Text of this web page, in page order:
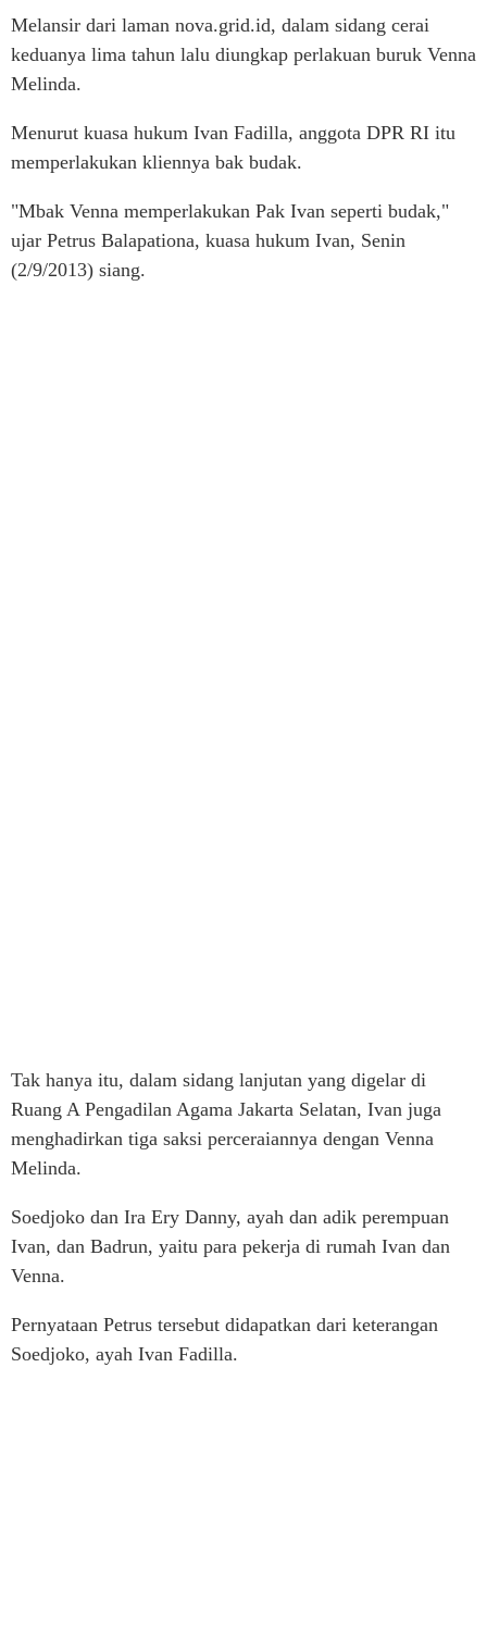
Melansir dari laman nova.grid.id, dalam sidang cerai
keduanya lima tahun lalu diungkap perlakuan buruk Venna
Melinda.
Menurut kuasa hukum Ivan Fadilla, anggota DPR RI itu
memperlakukan kliennya bak budak.
"Mbak Venna memperlakukan Pak Ivan seperti budak,"
ujar Petrus Balapationa, kuasa hukum Ivan, Senin
(2/9/2013) siang.
Tak hanya itu, dalam sidang lanjutan yang digelar di
Ruang A Pengadilan Agama Jakarta Selatan, Ivan juga
menghadirkan tiga saksi perceraiannya dengan Venna
Melinda.
Soedjoko dan Ira Ery Danny, ayah dan adik perempuan
Ivan, dan Badrun, yaitu para pekerja di rumah Ivan dan
Venna.
Pernyataan Petrus tersebut didapatkan dari keterangan
Soedjoko, ayah Ivan Fadilla.